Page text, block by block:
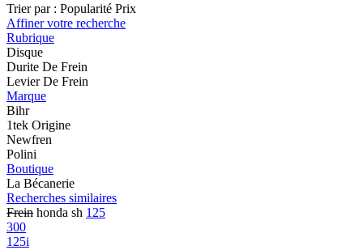
Trier par : Popularité Prix
Affiner votre recherche
Rubrique
Disque
Durite De Frein
Levier De Frein
Marque
Bihr
1tek Origine
Newfren
Polini
Boutique
La Bécanerie
Recherches similaires
Frein honda sh 125
300
125i